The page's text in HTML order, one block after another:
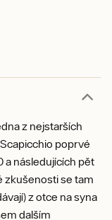
z nejstarších
poprvé
a následujících pět
zkušenosti se tam
z otce na syna
dalším